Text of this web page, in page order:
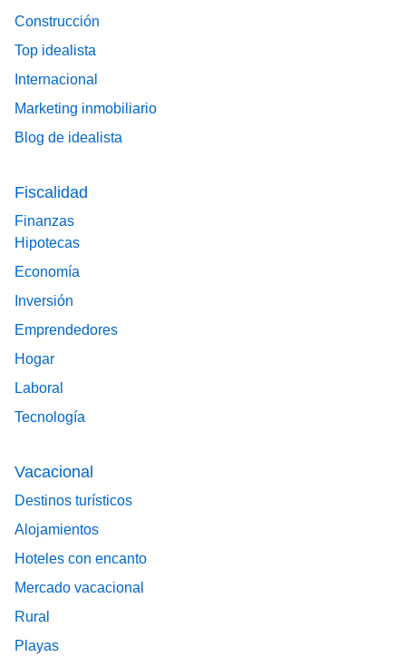
Construcción
Top idealista
Internacional
Marketing inmobiliario
Blog de idealista
Fiscalidad
Finanzas
Hipotecas
Economía
Inversión
Emprendedores
Hogar
Laboral
Tecnología
Vacacional
Destinos turísticos
Alojamientos
Hoteles con encanto
Mercado vacacional
Rural
Playas